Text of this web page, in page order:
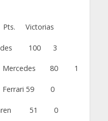
Victorias
100 3
Mercedes 80 1
59 0
51 0